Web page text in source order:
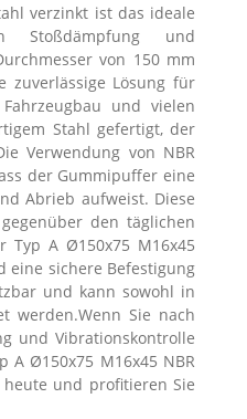
verzinkt ist das ideale
Stoßdämpfung und
von 150 mm
Lösung für
und vielen
Stahl gefertigt, der
Verwendung von NBR
der Gummipuffer eine
Abrieb aufweist. Diese
den täglichen
Typ A Ø150x75 M16x45
eine sichere Befestigung
und kann sowohl in
werden.Wenn Sie nach
und Vibrationskontrolle
Ø150x75 M16x45 NBR
heute und profitieren Sie